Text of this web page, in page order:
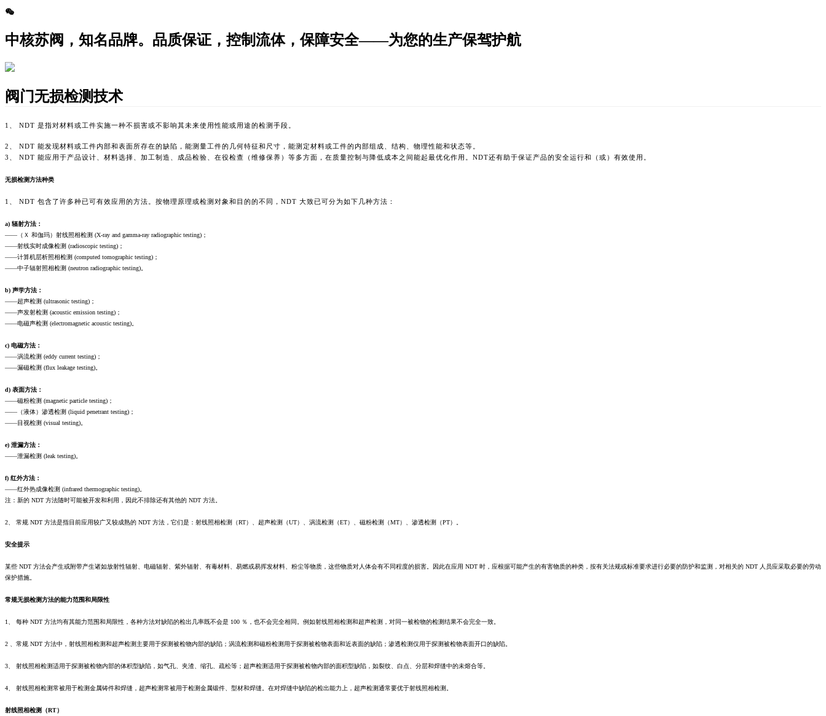
中核苏阀，知名品牌。品质保证，控制流体，保障安全——为您的生产保驾护航
阀门无损检测技术
1、 NDT 是指对材料或工件实施一种不损害或不影响其未来使用性能或用途的检测手段。
2、 NDT 能发现材料或工件内部和表面所存在的缺陷，能测量工件的几何特征和尺寸，能测定材料或工件的内部组成、结构、物理性能和状态等。
3、 NDT 能应用于产品设计、材料选择、加工制造、成品检验、在役检查（维修保养）等多方面，在质量控制与降低成本之间能起最优化作用。NDT还有助于保证产品的安全运行和（或）有效使用。
无损检测方法种类
1、 NDT 包含了许多种已可有效应用的方法。按物理原理或检测对象和目的的不同，NDT 大致已可分为如下几种方法：
a) 辐射方法：
——（Ｘ 和伽玛）射线照相检测 (X-ray and gamma-ray radiographic testing)；
——射线实时成像检测 (radioscopic testing)；
——计算机层析照相检测 (computed tomographic testing)；
——中子辐射照相检测 (neutron radiographic testing)。
b) 声学方法：
——超声检测 (ultrasonic testing)；
——声发射检测 (acoustic emission testing)；
——电磁声检测 (electromagnetic acoustic testing)。
c) 电磁方法：
——涡流检测 (eddy current testing)；
——漏磁检测 (flux leakage testing)。
d) 表面方法：
——磁粉检测 (magnetic particle testing)；
——（液体）渗透检测 (liquid penetrant testing)；
——目视检测 (visual testing)。
e) 泄漏方法：
——泄漏检测 (leak testing)。
f) 红外方法：
——红外热成像检测 (infrared thermographic testing)。
注：新的 NDT 方法随时可能被开发和利用，因此不排除还有其他的 NDT 方法。
2、 常规 NDT 方法是指目前应用较广又较成熟的 NDT 方法，它们是：射线照相检测（RT）、超声检测（UT）、涡流检测（ET）、磁粉检测（MT）、渗透检测（PT）。
安全提示
某些 NDT 方法会产生或附带产生诸如放射性辐射、电磁辐射、紫外辐射、有毒材料、易燃或易挥发材料、粉尘等物质，这些物质对人体会有不同程度的损害。因此在应用 NDT 时，应根据可能产生的有害物质的种类，按有关法规或标准要求进行必要的防护和监测，对相关的 NDT 人员应采取必要的劳动
保护措施。
常规无损检测方法的能力范围和局限性
1、 每种 NDT 方法均有其能力范围和局限性，各种方法对缺陷的检出几率既不会是 100 ％，也不会完全相同。例如射线照相检测和超声检测，对同一被检物的检测结果不会完全一致。
2 、常规 NDT 方法中，射线照相检测和超声检测主要用于探测被检物内部的缺陷；涡流检测和磁粉检测用于探测被检物表面和近表面的缺陷；渗透检测仅用于探测被检物表面开口的缺陷。
3、 射线照相检测适用于探测被检物内部的体积型缺陷，如气孔、夹渣、缩孔、疏松等；超声检测适用于探测被检物内部的面积型缺陷，如裂纹、白点、分层和焊缝中的未熔合等。
4、 射线照相检测常被用于检测金属铸件和焊缝，超声检测常被用于检测金属锻件、型材和焊缝。在对焊缝中缺陷的检出能力上，超声检测通常要优于射线照相检测。
射线照相检测（RT）